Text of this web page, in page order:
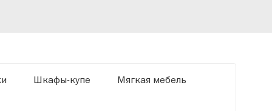
Шкафы-купе Мягкая мебель